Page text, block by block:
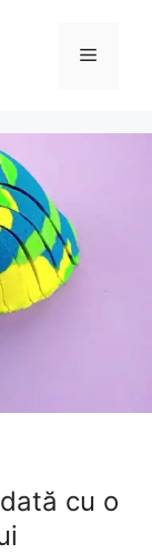
Meniu
cu o